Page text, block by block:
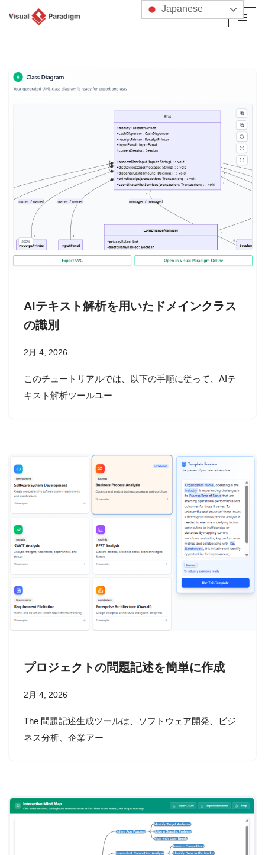
ン
ツ
AIテキスト解析を用いたドメインクラス
の識別
2月 4, 2026
このチュートリアルでは、以下の手順に従って、AIテ
キスト解析ツールユー
プロジェクトの問題記述を簡単に作成
2月 4, 2026
The 問題記述生成ツールは、ソフトウェア開発、ビジ
ネス分析、企業アー
Japanese